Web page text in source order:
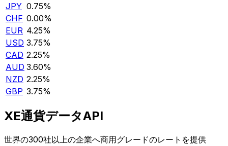
JPY 0.75%
CHF 0.00%
EUR 4.25%
USD 3.75%
CAD 2.25%
AUD 3.60%
NZD 2.25%
GBP 3.75%
XE通貨データAPI
世界の300社以上の企業へ商用グレードのレートを提供